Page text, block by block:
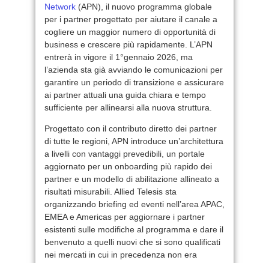
Network (APN), il nuovo programma globale
per i partner progettato per aiutare il canale a
cogliere un maggior numero di opportunità di
business e crescere più rapidamente. L’APN
entrerà in vigore il 1°gennaio 2026, ma
l’azienda sta già avviando le comunicazioni per
garantire un periodo di transizione e assicurare
ai partner attuali una guida chiara e tempo
sufficiente per allinearsi alla nuova struttura.
Progettato con il contributo diretto dei partner
di tutte le regioni, APN introduce un’architettura
a livelli con vantaggi prevedibili, un portale
aggiornato per un onboarding più rapido dei
partner e un modello di abilitazione allineato a
risultati misurabili. Allied Telesis sta
organizzando briefing ed eventi nell’area APAC,
EMEA e Americas per aggiornare i partner
esistenti sulle modifiche al programma e dare il
benvenuto a quelli nuovi che si sono qualificati
nei mercati in cui in precedenza non era